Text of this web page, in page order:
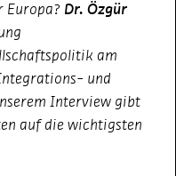
Europa? Dr. Özgür
am
und
Interview gibt
auf die wichtigsten